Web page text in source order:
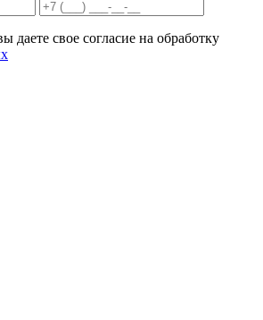
даете свое согласие на обработку